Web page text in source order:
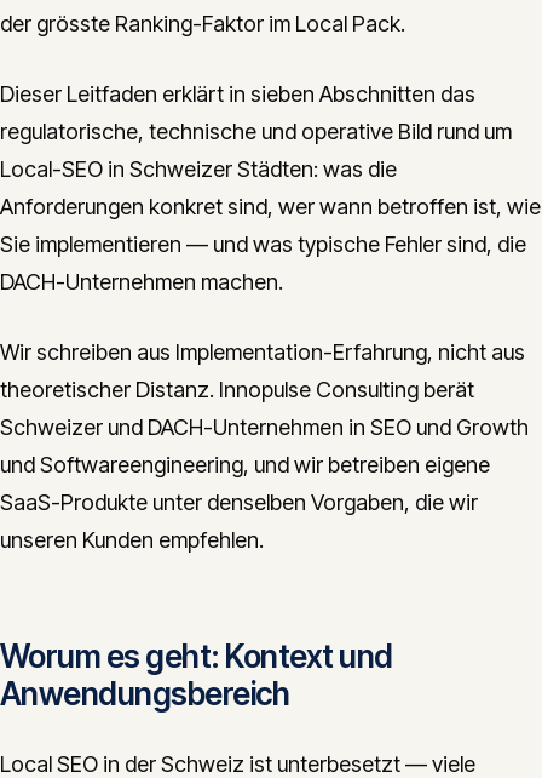
der grösste Ranking-Faktor im Local Pack.
Dieser Leitfaden erklärt in sieben Abschnitten das
regulatorische, technische und operative Bild rund um
Local-SEO in Schweizer Städten: was die
Anforderungen konkret sind, wer wann betroffen ist, wie
Sie implementieren — und was typische Fehler sind, die
DACH-Unternehmen machen.
Wir schreiben aus Implementation-Erfahrung, nicht aus
theoretischer Distanz. Innopulse Consulting berät
Schweizer und DACH-Unternehmen in SEO und Growth
und Softwareengineering, und wir betreiben eigene
SaaS-Produkte unter denselben Vorgaben, die wir
unseren Kunden empfehlen.
Worum es geht: Kontext und
Anwendungsbereich
Local SEO in der Schweiz ist unterbesetzt — viele